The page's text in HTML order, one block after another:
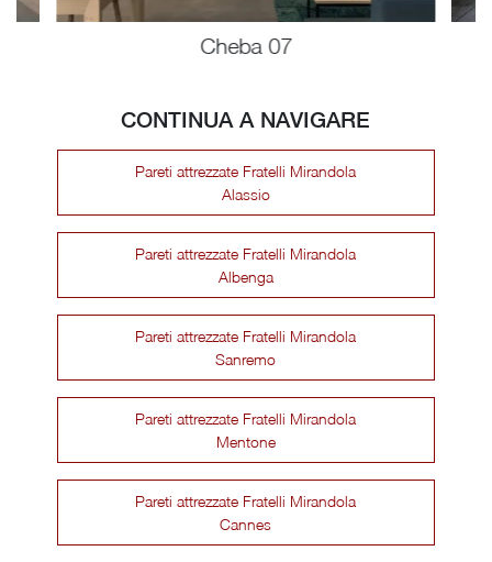
Cheba 07
CONTINUA A NAVIGARE
Pareti attrezzate Fratelli Mirandola
Alassio
Pareti attrezzate Fratelli Mirandola
Albenga
Pareti attrezzate Fratelli Mirandola
Sanremo
Pareti attrezzate Fratelli Mirandola
Mentone
Pareti attrezzate Fratelli Mirandola
Cannes